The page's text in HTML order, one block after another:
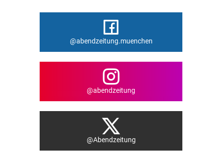
@abendzeitung.muenchen
@abendzeitung
@Abendzeitung